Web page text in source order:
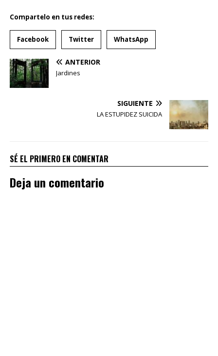
Compartelo en tus redes:
Facebook Twitter WhatsApp
ANTERIOR
Jardines
SIGUIENTE
LA ESTUPIDEZ SUICIDA
SÉ EL PRIMERO EN COMENTAR
Deja un comentario